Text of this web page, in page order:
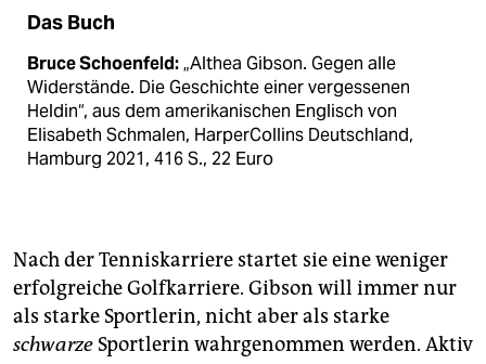
Das Buch
Bruce Schoenfeld:„Althea Gibson. Gegen alle
Widerstände. Die Geschichte einer vergessenen
Heldin“, aus dem amerikanischen Englisch von
Elisabeth Schmalen, Harper­Collins Deutschland,
Hamburg 2021, 416 S., 22 Euro
Nach der Tenniskarriere startet sie eine weniger
erfolgreiche Golfkarriere. Gibson will immer nur
als starke Sportlerin, nicht aber als starke
schwarze Sportlerin wahrgenommen werden. Aktiv